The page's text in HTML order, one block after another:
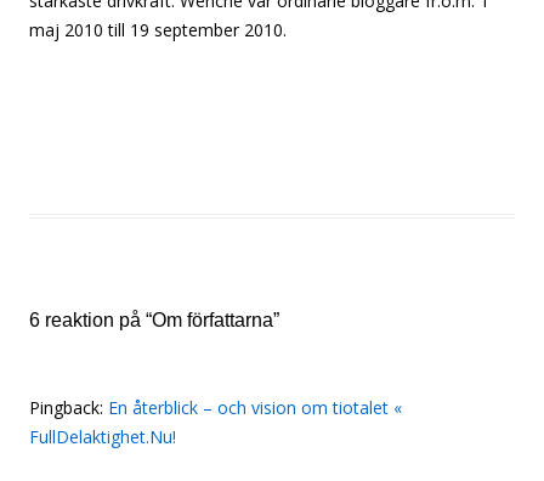
maj 2010 till 19 september 2010.
6 reaktion på “Om författarna”
Pingback: En återblick – och vision om tiotalet «
FullDelaktighet.Nu!